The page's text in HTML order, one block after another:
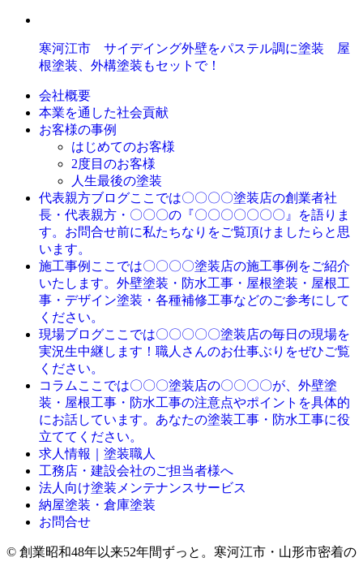
寒河江市 サイデイング外壁をパステル調に塗装 屋
根塗装、外構塗装もセットで！
会社概要
本業を通した社会貢献
お客様の事例
はじめてのお客様
2度目のお客様
人生最後の塗装
代表親方ブログここでは〇〇〇〇塗装店の創業者社
長・代表親方・〇〇〇の『〇〇〇〇〇〇〇』を語りま
す。お問合せ前に私たちなりをご覧頂けましたらと思
います。
施工事例 ここでは〇〇〇〇塗装店の施工事例をご紹介
いたします。外壁塗装・防水工事・屋根塗装・屋根工
事・デザイン塗装・各種補修工事などのご参考にして
ください。
現場ブログここでは〇〇〇〇〇塗装店の毎日の現場を
実況生中継します！職人さんのお仕事ぶりをぜひご覧
ください。
コラム ここでは〇〇〇塗装店の〇〇〇〇が、外壁塗
装・屋根工事・防水工事の注意点やポイントを具体的
にお話しています。あなたの塗装工事・防水工事に役
立ててください。
求人情報｜塗装職人
工務店・建設会社のご担当者様へ
法人向け塗装メンテナンスサービス
納屋塗装・倉庫塗装
お問合せ
© 創業昭和48年以来52年間ずっと。寒河江市・山形市密着の